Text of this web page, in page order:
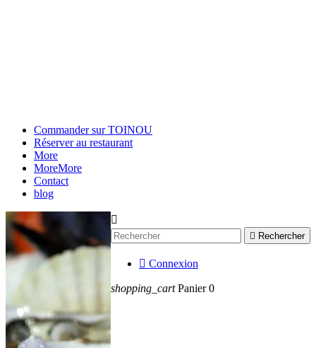
Commander sur TOINOU
Réserver au restaurant
More
MoreMore
Contact
blog

 Rechercher
 Connexion
shopping_cart Panier 0